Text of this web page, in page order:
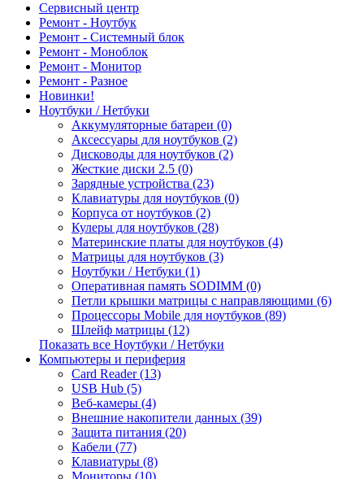
Сервисный центр
Ремонт - Ноутбук
Ремонт - Системный блок
Ремонт - Моноблок
Ремонт - Монитор
Ремонт - Разное
Новинки!
Ноутбуки / Нетбуки
Аккумуляторные батареи (0)
Аксессуары для ноутбуков (2)
Дисководы для ноутбуков (2)
Жесткие диски 2.5 (0)
Зарядные устройства (23)
Клавиатуры для ноутбуков (0)
Корпуса от ноутбуков (2)
Кулеры для ноутбуков (28)
Материнские платы для ноутбуков (4)
Матрицы для ноутбуков (3)
Ноутбуки / Нетбуки (1)
Оперативная память SODIMM (0)
Петли крышки матрицы с направляющими (6)
Процессоры Mobile для ноутбуков (89)
Шлейф матрицы (12)
Показать все Ноутбуки / Нетбуки
Компьютеры и периферия
Card Reader (13)
USB Hub (5)
Веб-камеры (4)
Внешние накопители данных (39)
Защита питания (20)
Кабели (77)
Клавиатуры (8)
Мониторы (10)